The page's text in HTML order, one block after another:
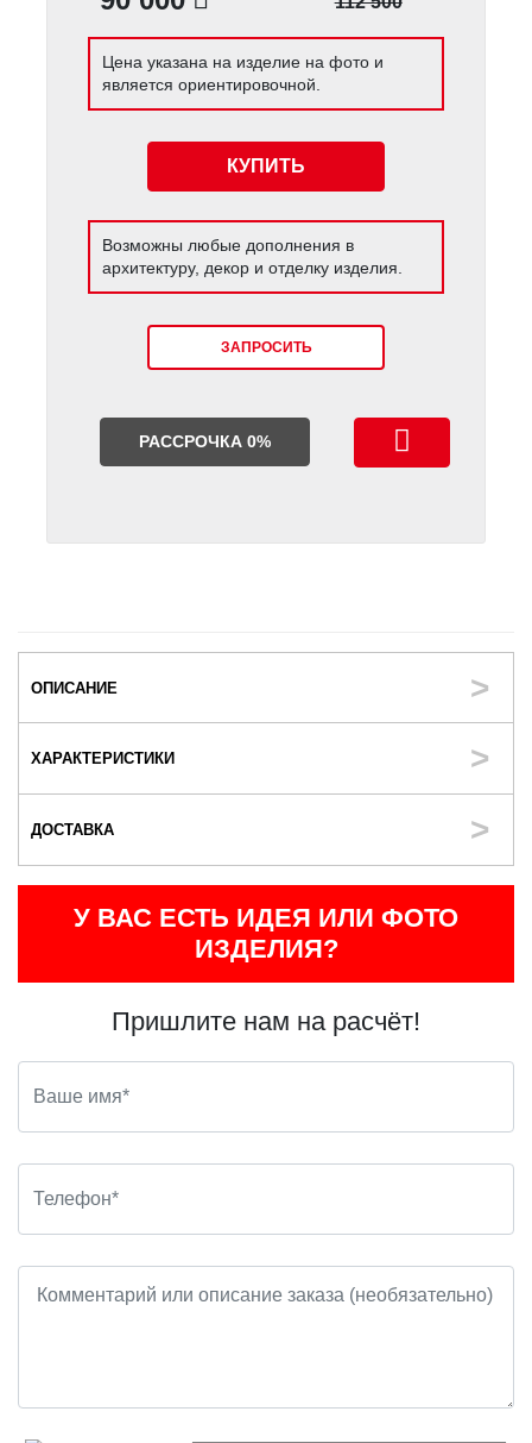
Цена указана на изделие на фото и
является ориентировочной.
КУПИТЬ
Возможны любые дополнения в
архитектуру, декор и отделку изделия.
ЗАПРОСИТЬ
РАССРОЧКА 0%
ОПИСАНИЕ
ХАРАКТЕРИСТИКИ
ДОСТАВКА
У ВАС ЕСТЬ ИДЕЯ ИЛИ ФОТО
ИЗДЕЛИЯ?
Пришлите нам на расчёт!